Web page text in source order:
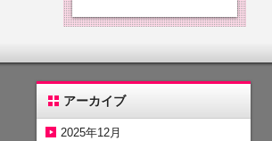
アーカイブ
2025年12月